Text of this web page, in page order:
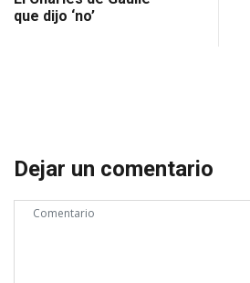
que dijo ‘no’
Dejar un comentario